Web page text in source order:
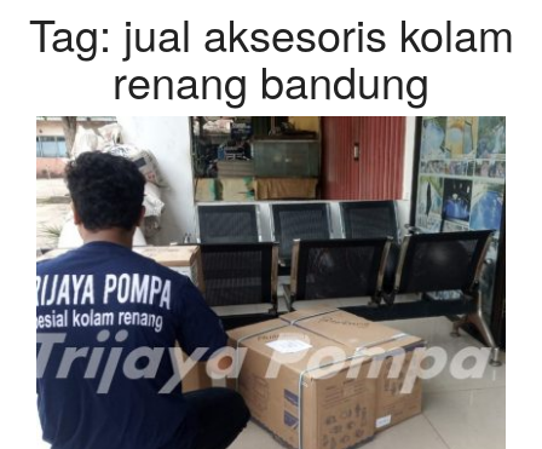
Tag: jual aksesoris kolam
renang bandung